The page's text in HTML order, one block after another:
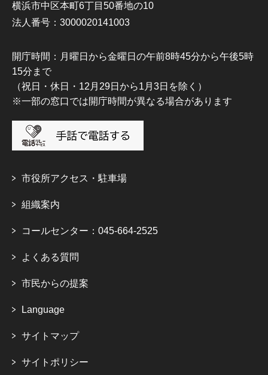
横浜市中区本町6丁目50番地の10
法人番号：3000020141003
開庁時間：月曜日から金曜日の午前8時45分から午後5時
15分まで
（祝日・休日・12月29日から1月3日を除く）
※一部の窓口では開庁時間が異なる場合があります
市役所アクセス・駐車場
組織案内
コールセンター：045-664-2525
よくある質問
市民からの提案
Language
サイトマップ
サイトポリシー